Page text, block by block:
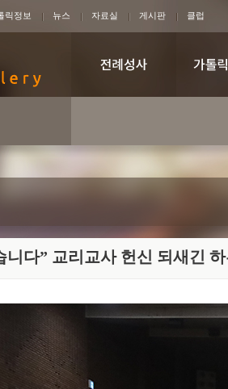
릭정보 뉴스 자료실 게시판 클럽
니다” 교리교사 헌신 되새긴